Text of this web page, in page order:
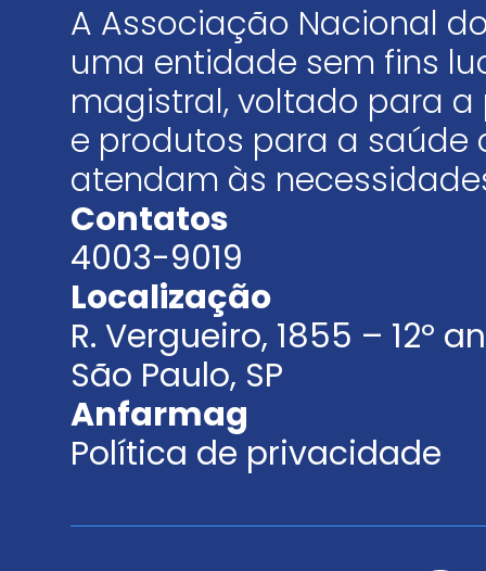
A Associação Nacional
uma entidade sem fins
magistral, voltado para
e produtos para a saúde
atendam às
Contatos
4003-9019
Localização
R. Vergueiro, 1855 – 12º
São Paulo, SP
Anfarmag
Política de privacidade